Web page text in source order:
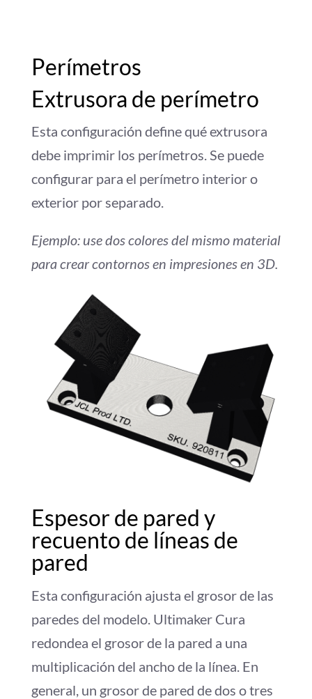
Perímetros
Extrusora de perímetro
Esta configuración define qué extrusora
debe imprimir los perímetros. Se puede
configurar para el perímetro interior o
exterior por separado.
Ejemplo: use dos colores del mismo material
para crear contornos en impresiones en 3D.
Espesor de pared y
recuento de líneas de
pared
Esta configuración ajusta el grosor de las
paredes del modelo. Ultimaker Cura
redondea el grosor de la pared a una
multiplicación del ancho de la línea. En
general, un grosor de pared de dos o tres